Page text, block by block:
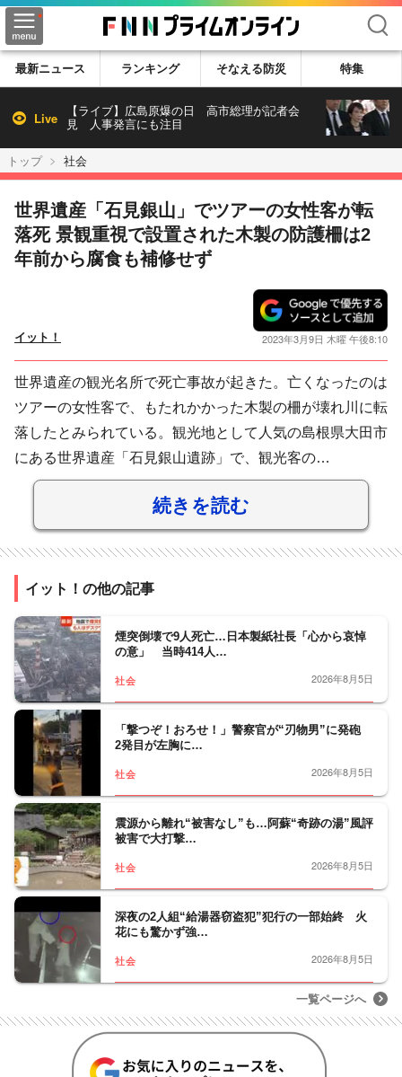
検索
最新ニュース ランキング そなえる防災 特集
Live
【ライブ】広島原爆の日 高市総理が記者会
見 人事発言にも注目
トップ 社会
世界遺産「石見銀山」でツアーの女性客が転
落死 景観重視で設置された木製の防護柵は2
年前から腐食も補修せず
イット！ 2023年3月9日 木曜 午後8:10
世界遺産の観光名所で死亡事故が起きた。亡くなったのは
ツアーの女性客で、もたれかかった木製の柵が壊れ川に転
落したとみられている。観光地として人気の島根県大田市
にある世界遺産「石見銀山遺跡」で、観光客の…
続きを読む
イット！の他の記事
煙突倒壊で9人死亡…日本製紙社長「心から哀悼
の意」 当時414人…
社会 2026年8月5日
「撃つぞ！おろせ！」警察官が“刃物男”に発砲
2発目が左胸に…
社会 2026年8月5日
震源から離れ“被害なし”も…阿蘇“奇跡の湯”風評
被害で大打撃…
社会 2026年8月5日
深夜の2人組“給湯器窃盗犯”犯行の一部始終 火
花にも驚かず強…
社会 2026年8月5日
一覧ページへ